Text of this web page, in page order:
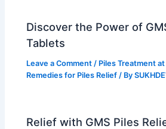
Discover the Power of
Tablets
Leave a Comment / Piles Treatment
Remedies for Piles Relief / By
Relief with GMS Piles